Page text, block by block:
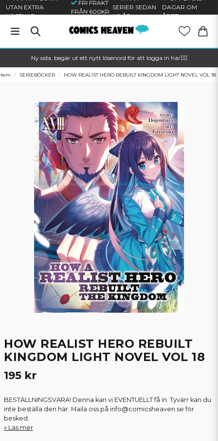
UTAN EXTRA
KOSTNAD
FRI FRAKT
FRÅN 600KR
SERIER SEDAN
40 ÅR
DAGAR OM
ÅRET
Ny sida, begär ut ett nytt lösenord för att logga in här🦸‍♂️
SERIEBÖCKER HOW REALIST HERO REBUILT KINGDOM LIGHT NOVEL VOL 18
HOW REALIST HERO REBUILT
KINGDOM LIGHT NOVEL VOL 18
195 kr
BESTÄLLNINGSVARA! Denna kan vi EVENTUELLT få in. Tyvärr kan du
inte beställa den här. Maila oss på info@comicsheaven.se för
besked.
Läs mer